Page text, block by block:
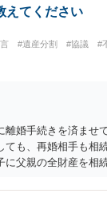
する主張は法的根
てこないでほしいこ
や法的措置も辞さ
がよろしいように思
えてください
#遺産分割 #協議
#
離婚手続きを済ませ
ても、再婚相手も
に父親の全財産を相
侵害しているため、